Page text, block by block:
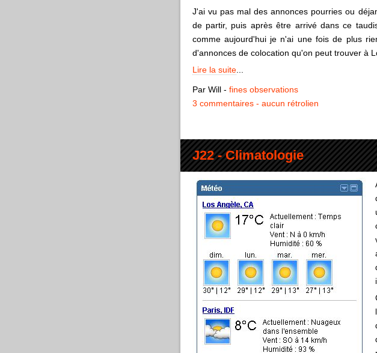
J'ai vu pas mal des annonces pourries ou
de partir, puis après être arrivé dans ce
comme aujourd'hui je n'ai une fois de plus
d'annonces de colocation qu'on peut trouver à
Lire la suite...
Par Will - fines observations
3 commentaires
aucun rétrolien
J22 - Climatologie